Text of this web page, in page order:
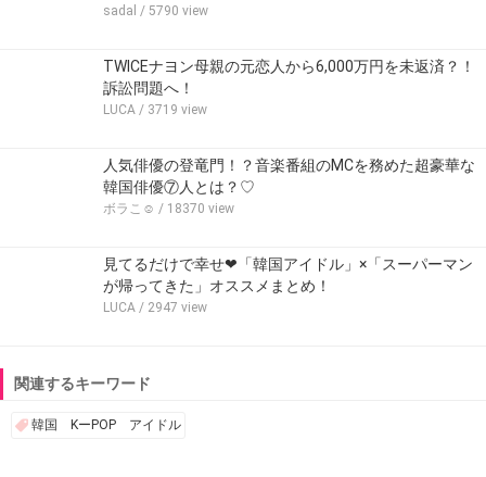
sadal / 5790 view
TWICEナヨン母親の元恋人から6,000万円を未返済？！
訴訟問題へ！
LUCA / 3719 view
人気俳優の登竜門！？音楽番組のMCを務めた超豪華な
韓国俳優⑦人とは？♡
ボラこ☺︎ / 18370 view
見てるだけで幸せ❤「韓国アイドル」×「スーパーマン
が帰ってきた」オススメまとめ！
LUCA / 2947 view
関連するキーワード
韓国 KーPOP アイドル